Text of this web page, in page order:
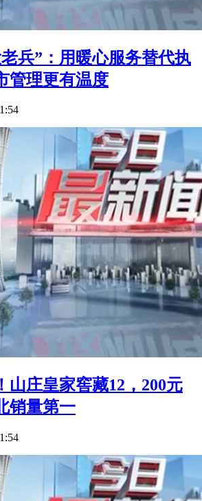
兵”：用暖心服务替代执
管理更有温度
山庄皇家窖藏12，200元
销量第一